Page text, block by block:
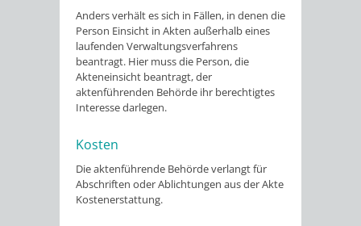
Anders verhält es sich in Fällen, in denen die
Person Einsicht in Akten außerhalb eines
laufenden Verwaltungsverfahrens
beantragt. Hier muss die Person, die
Akteneinsicht beantragt,der
aktenführenden Behörde ihr berechtigtes
Interesse darlegen.
Kosten
Die aktenführende Behörde verlangt für
Abschriften oder Ablichtungen aus der Akte
Kostenerstattung.